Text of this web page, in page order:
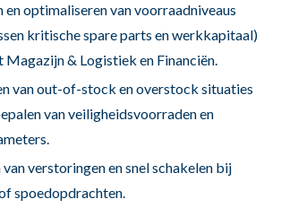
optimaliseren van voorraadniveaus
kritische spare parts en werkkapitaal)
Magazijn & Logistiek en Financiën.
van out-of-stock en overstock situaties
van veiligheidsvoorraden en
van verstoringen en snel schakelen bij
spoedopdrachten.